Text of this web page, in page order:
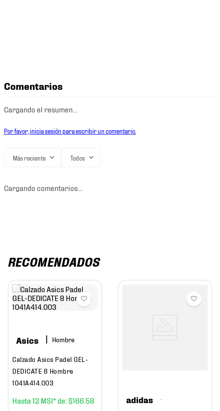
Comentarios
Cargando el resumen…
Por favor, inicia sesión para escribir un comentario.
Más reciente Todos
Cargando comentarios…
RECOMENDADOS
Asics Hombre
Calzado Asics Padel GEL-
DEDICATE 8 Hombre
1041A414.003
12 $166 58 adidas